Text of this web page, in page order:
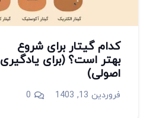
کدام گیتار برای شروع
بهتر است؟ (برای یادگیری
اصولی)
فروردین 13, 1403 0